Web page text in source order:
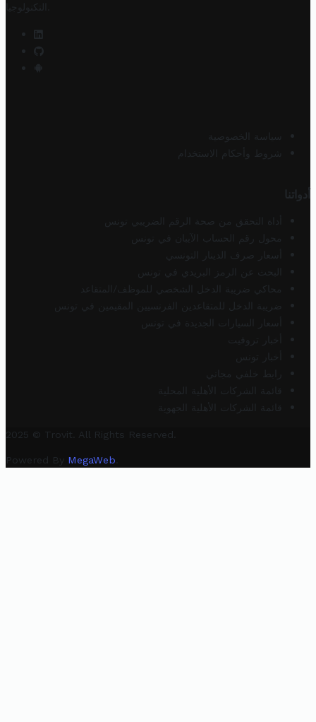
التكنولوجيا
سياسة الخصوصية
شروط وأحكام الاستخدام
أدواتنا
أداة التحقق من صحة الرقم الضريبي تونس
محول رقم الحساب الآيبان في تونس
أسعار صرف الدينار التونسي
البحث عن الرمز البريدي في تونس
محاكي ضريبة الدخل الشخصي للموظف/المتقاعد
ضريبة الدخل للمتقاعدين الفرنسيين المقيمين في تونس
أسعار السيارات الجديدة في تونس
أخبار تروفيت
أخبار تونس
رابط خلفي مجاني
قائمة الشركات الأهلية المحلية
قائمة الشركات الأهلية الجهوية
2025 © Trovit. All Rights Reserved.
Powered By MegaWeb